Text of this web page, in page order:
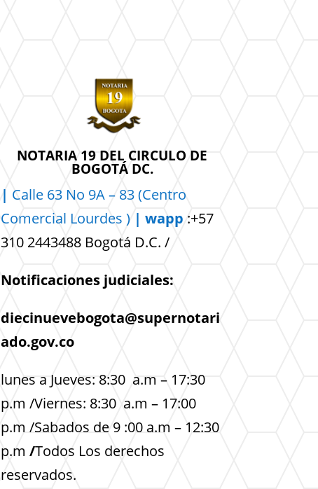
NOTARIA 19 DEL CIRCULO DE
BOGOTÁ DC.
| Calle 63 No 9A – 83 (Centro
Comercial Lourdes ) | wapp :+57
310 2443488 Bogotá D.C. /
Notificaciones judiciales:
diecinuevebogota@supernotari
ado.gov.co
lunes a Jueves: 8:30 a.m – 17:30
p.m /Viernes: 8:30 a.m – 17:00
p.m /Sabados de 9 :00 a.m – 12:30
p.m /Todos Los derechos
reservados.